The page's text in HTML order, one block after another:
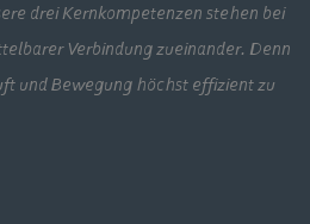
drei Kernkompetenzen stehen bei
Verbindung zueinander. Denn
und Bewegung höchst effizient zu